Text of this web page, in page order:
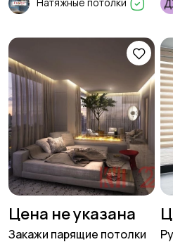
Цена не указана
Закажи парящие потолки